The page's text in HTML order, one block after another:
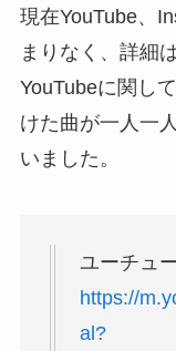
現在YouTube、
まりなく、詳細
YouTubeに関し
けた曲が一人一
いました。
ユーチュ
https://
al?